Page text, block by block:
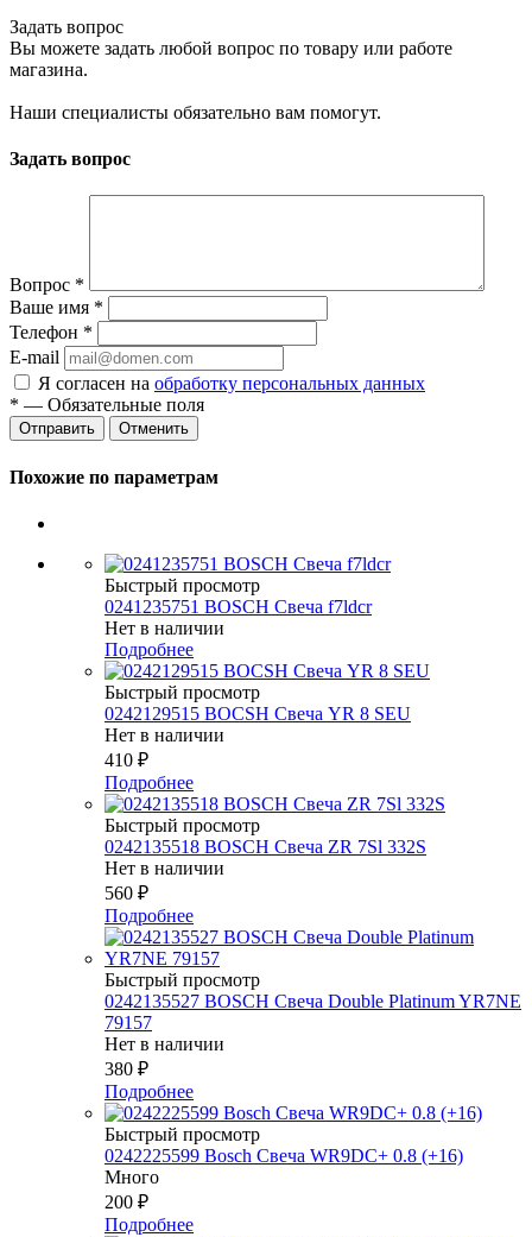
Задать вопрос
Вы можете задать любой вопрос по товару или работе
магазина.
Наши специалисты обязательно вам помогут.
Задать вопрос
Вопрос *
Ваше имя *
Телефон *
E-mail
Я согласен на обработку персональных данных
* — Обязательные поля
Отменить
Похожие по параметрам
Быстрый просмотр
0241235751 BOSCH Свеча f7ldcr
Нет в наличии
Подробнее
Быстрый просмотр
0242129515 BOCSH Свеча YR 8 SEU
Нет в наличии
410 ₽
Подробнее
Быстрый просмотр
0242135518 BOSCH Свеча ZR 7Sl 332S
Нет в наличии
560 ₽
Подробнее
Быстрый просмотр
0242135527 BOSСH Свеча Double Platinum YR7NE
79157
Нет в наличии
380 ₽
Подробнее
Быстрый просмотр
0242225599 Bosch Свеча WR9DC+ 0.8 (+16)
Много
200 ₽
Подробнее